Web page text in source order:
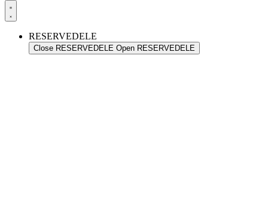
RESERVEDELE
Close RESERVEDELE Open RESERVEDELE